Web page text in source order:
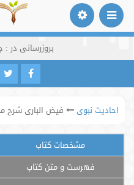
بروزرسانی در :
احادیث نبوی فیض الباری شرح
مشخصات کتاب
فهرست و متن کتاب